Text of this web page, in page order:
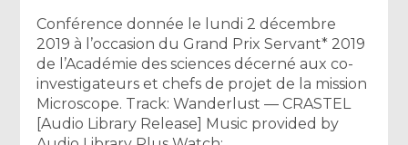
Conférence donnée le lundi 2 décembre
2019 à l’occasion du Grand Prix Servant* 2019
de l’Académie des sciences décerné aux co-
investigateurs et chefs de projet de la mission
Microscope. Track: Wanderlust — CRASTEL
[Audio Library Release] Music provided by